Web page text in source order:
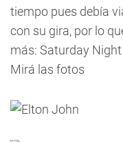
tiempo pues debía
con su gira, por lo
más: Saturday
Mirá las fotos